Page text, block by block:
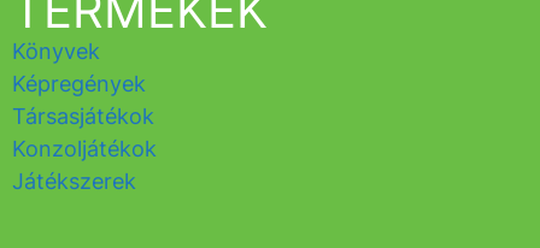
Könyvek
Képregények
Társasjátékok
Konzoljátékok
Játékszerek